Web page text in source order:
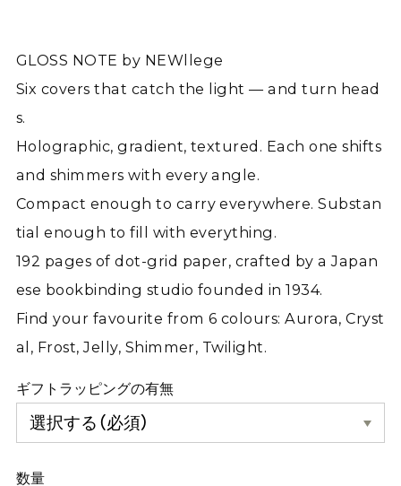
GLOSS NOTE by NEWllege
Six covers that catch the light — and turn head
s.
Holographic, gradient, textured. Each one shifts
and shimmers with every angle.
Compact enough to carry everywhere. Substan
tial enough to fill with everything.
192 pages of dot-grid paper, crafted by a Japan
ese bookbinding studio founded in 1934.
Find your favourite from 6 colours: Aurora, Cryst
al, Frost, Jelly, Shimmer, Twilight.
ギフトラッピングの有無
数量